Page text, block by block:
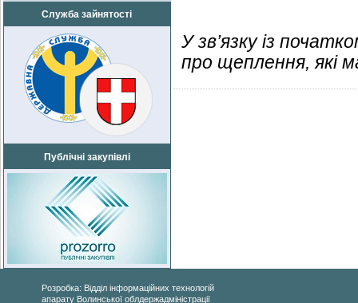
Служба зайнятості
Публічні закупівлі
У зв’язку із
про щеплення, які
Розробка: Відділ інформаційних технологій
апарату Волинської облдержадміністрації